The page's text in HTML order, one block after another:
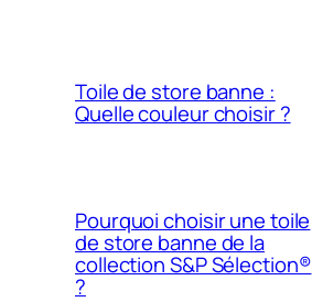
Toile de store banne :
Quelle couleur choisir ?
Pourquoi choisir une toile
de store banne de la
collection S&P Sélection®
?